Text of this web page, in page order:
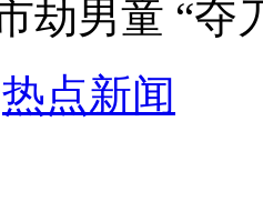
接男童 “夺
热点新闻